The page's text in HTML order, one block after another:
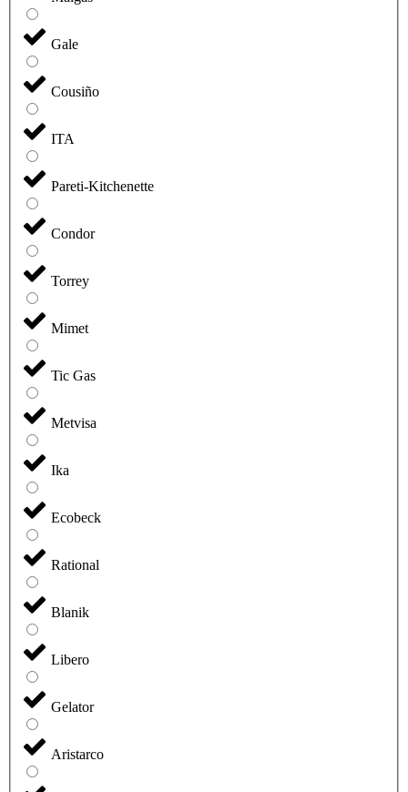
Gale
Cousiño
ITA
Pareti-Kitchenette
Condor
Torrey
Mimet
Tic Gas
Metvisa
Ika
Ecobeck
Rational
Blanik
Libero
Gelator
Aristarco